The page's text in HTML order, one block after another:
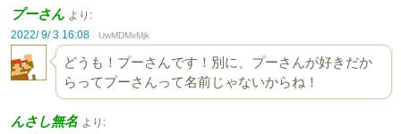
プーさん より:
2022/ 9/ 3 16:08
UwMDMxMjk
どうも！プーさんです！別に、プーさんが好きだか
らってプーさんって名前じゃないからね！
んさし無名 より: